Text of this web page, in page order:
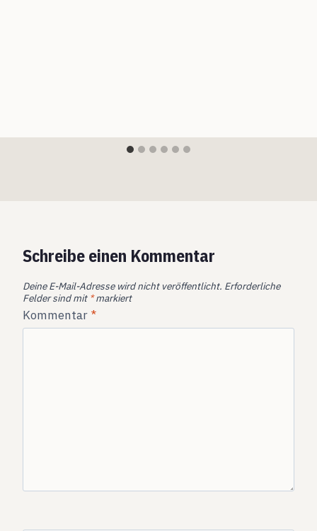
Schreibe einen Kommentar
Deine E-Mail-Adresse wird nicht veröffentlicht. Erforderliche
Felder sind mit *markiert
Kommentar *